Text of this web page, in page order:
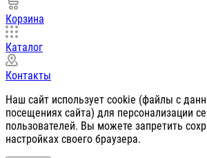
Корзина
Каталог
Контакты
Наш сайт использует cookie (файлы с
посещениях сайта) для персонализации
пользователей. Вы можете запретить
настройках своего браузера.